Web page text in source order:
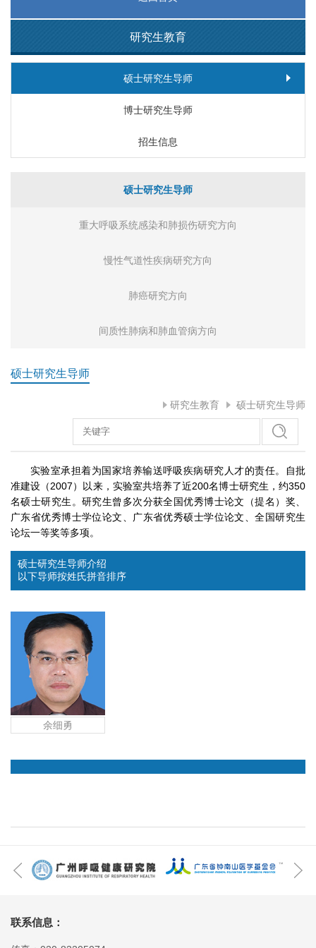
研究生教育
硕士研究生导师
博士研究生导师
招生信息
硕士研究生导师
重大呼吸系统感染和肺损伤研究方向
慢性气道性疾病研究方向
肺癌研究方向
间质性肺病和肺血管病方向
硕士研究生导师
研究生教育 硕士研究生导师
实验室承担着为国家培养输送呼吸疾病研究人才的责任。自批
准建设（2007）以来，实验室共培养了近200名博士研究生，约350
名硕士研究生。研究生曾多次分获全国优秀博士论文（提名）奖、
广东省优秀博士学位论文、广东省优秀硕士学位论文、全国研究生
论坛一等奖等多项。
硕士研究生导师介绍
以下导师按姓氏拼音排序
余细勇
联系信息：